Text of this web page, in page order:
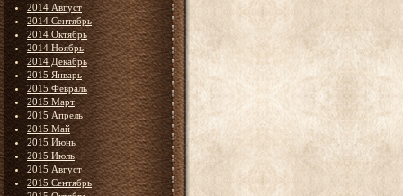
2014 Август
2014 Сентябрь
2014 Октябрь
2014 Ноябрь
2014 Декабрь
2015 Январь
2015 Февраль
2015 Март
2015 Апрель
2015 Май
2015 Июнь
2015 Июль
2015 Август
2015 Сентябрь